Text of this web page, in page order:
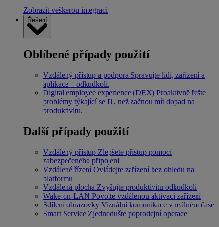
Zobrazit veškerou integraci
Řešení
Oblíbené případy použití
Vzdálený přístup a podpora Spravujte lidi, zařízení a
aplikace – odkudkoli.
Digital employee experience (DEX) Proaktivně řešte
problémy týkající se IT, než začnou mít dopad na
produktivitu.
Další případy použití
Vzdálený přístup Zlepšete přístup pomocí
zabezpečeného připojení
Vzdálené řízení Ovládejte zařízení bez ohledu na
platformu
Vzdálená plocha Zvyšujte produktivitu odkudkoli
Wake-on-LAN Povolte vzdálenou aktivaci zařízení
Sdílení obrazovky Vizuální komunikace v reálném čase
Smart Service Zjednodušte poprodejní operace